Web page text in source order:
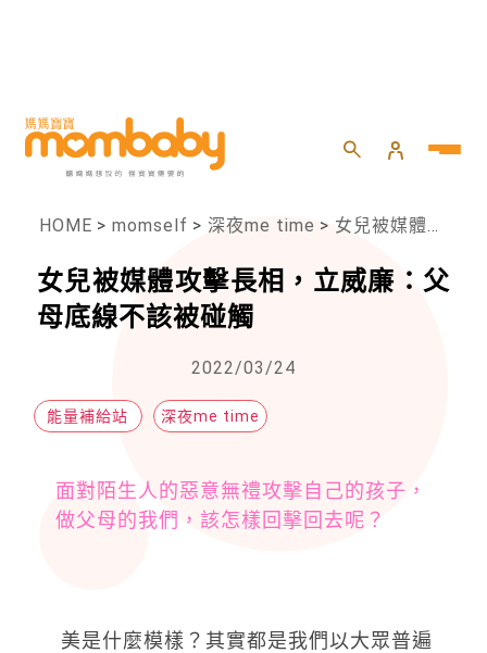
HOME > momself > 深夜me time > 女兒被媒體攻擊長相，立威廉：父母底線不該被碰觸
女兒被媒體攻擊長相，立威廉：父
母底線不該被碰觸
2022/03/24
能量補給站 深夜me time
面對陌生人的惡意無禮攻擊自己的孩子，
做父母的我們，該怎樣回擊回去呢？
美是什麼模樣？其實都是我們以大眾普遍